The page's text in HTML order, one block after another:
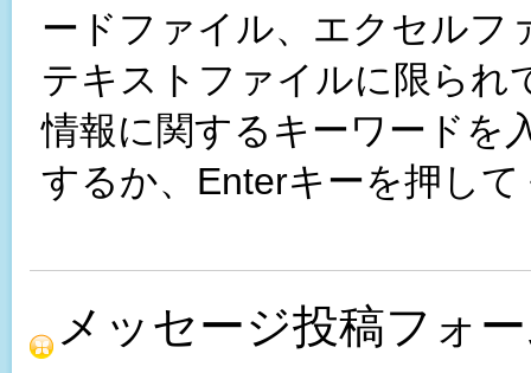
ードファイル、エクセルフ
テキストファイルに限られ
情報に関するキーワードを
するか、Enterキーを押し
メッセージ投稿フォ